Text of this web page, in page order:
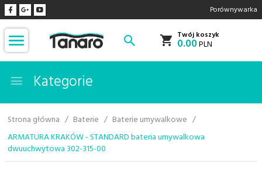
Porównywarka
Twój koszyk
0.00PLN
Kategorie
Strona główna Baterie
Baterie umywalkowe
ARMATURA KRAKÓW - STANDARD bateria umywalkowa
dwuuchwytowa 302-315-00